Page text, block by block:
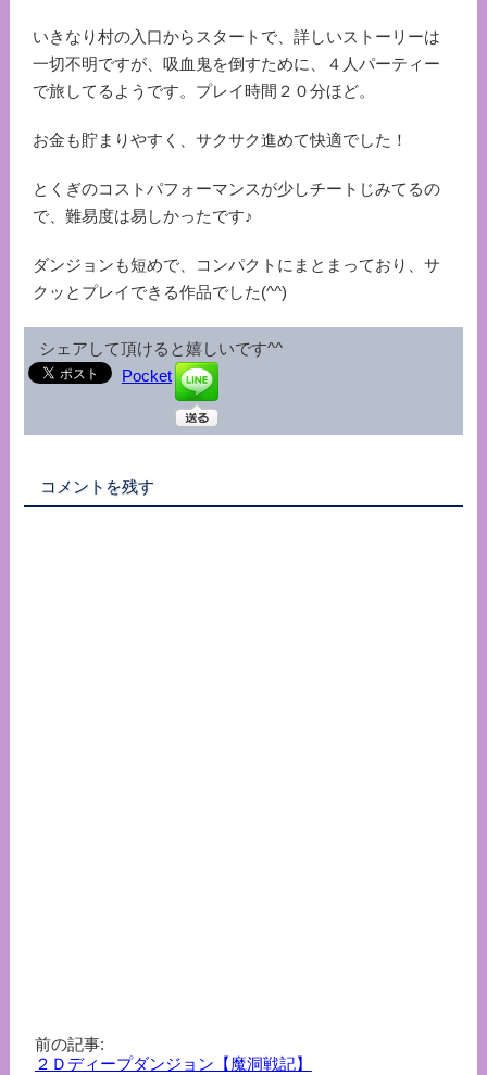
いきなり村の入口からスタートで、詳しいストーリーは
一切不明ですが、吸血鬼を倒すために、４人パーティー
で旅してるようです。プレイ時間２０分ほど。
お金も貯まりやすく、サクサク進めて快適でした！
とくぎのコストパフォーマンスが少しチートじみてるの
で、難易度は易しかったです♪
ダンジョンも短めで、コンパクトにまとまっており、サ
クッとプレイできる作品でした(^^)
シェアして頂けると嬉しいです^^
Pocket
コメントを残す
前の記事:
２Ｄディープダンジョン【魔洞戦記】